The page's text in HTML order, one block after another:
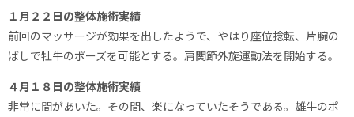
１月２２日の整体施術実績
前回のマッサージが効果を出したようで、やはり座位捻転、片腕の
ばしで牡牛のポーズを可能とする。肩関節外旋運動法を開始する。
４月１８日の整体施術実績
非常に間があいた。その間、楽になっていたそうである。雄牛のポ